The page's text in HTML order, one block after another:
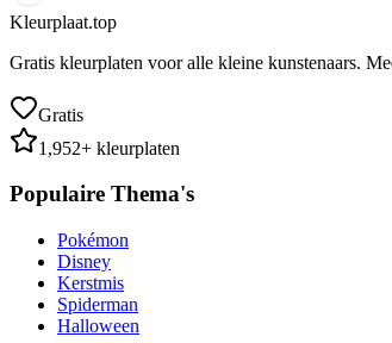
Kleurplaat.top
Gratis kleurplaten voor alle kleine kunstenaars.
Gratis
1,952+ kleurplaten
Populaire Thema's
Pokémon
Disney
Kerstmis
Spiderman
Halloween